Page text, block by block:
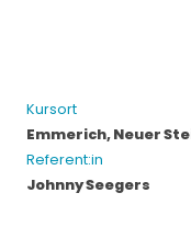
Referent:in
Johnny Seegers
Kursort
Emmerich, Neuer